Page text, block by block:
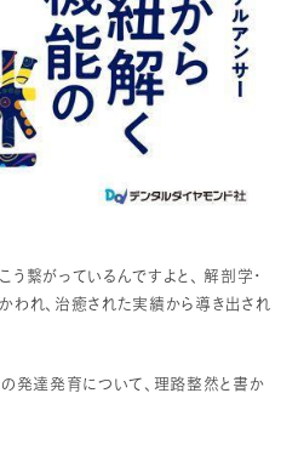
繋がっているんですよと、
解剖学・
われ、治癒された実績から導き出され
発達発育について、理路整然と書か